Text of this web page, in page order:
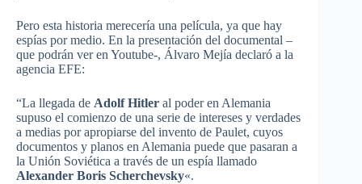
Pero esta historia merecería una película, ya que hay
espías por medio. En la presentación del documental –
que podrán ver en Youtube-, Álvaro Mejía declaró a la
agencia EFE:
“La llegada de Adolf Hitler al poder en Alemania
supuso el comienzo de una serie de intereses y verdades
a medias por apropiarse del invento de Paulet, cuyos
documentos y planos en Alemania puede que pasaran a
la Unión Soviética a través de un espía llamado
Alexander Boris Scherchevsky«.